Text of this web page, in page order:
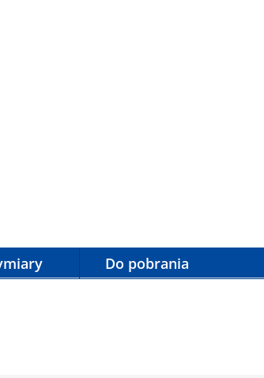
Do pobrania